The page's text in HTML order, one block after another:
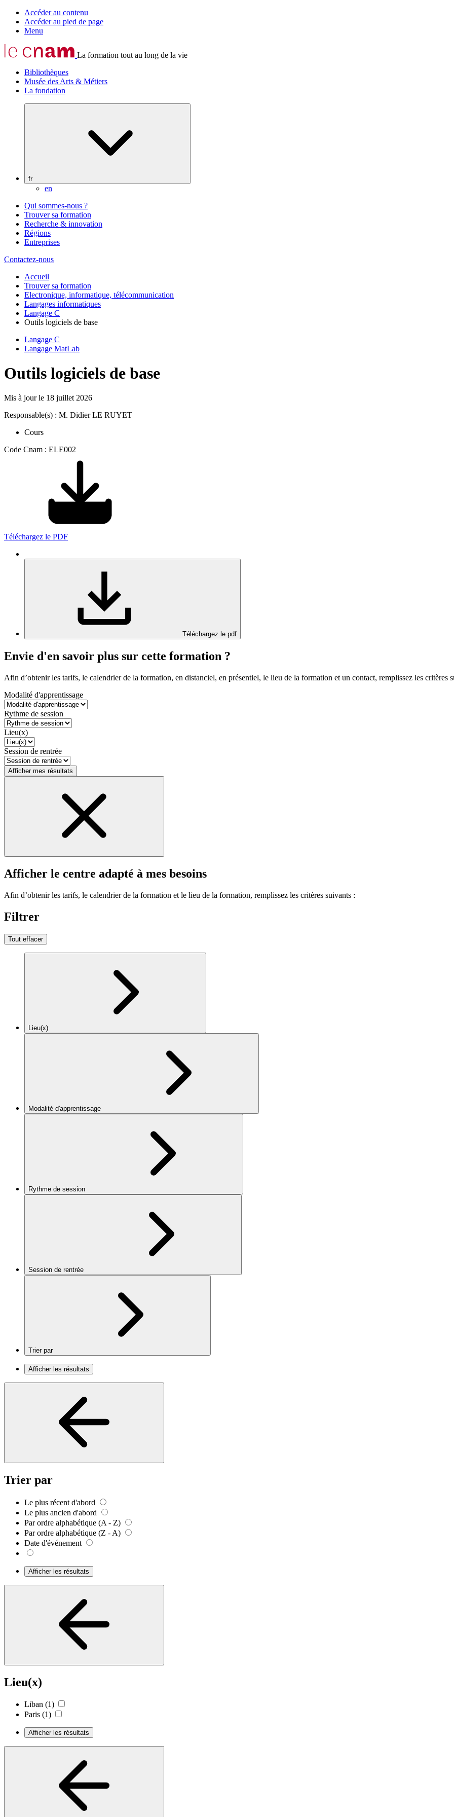
Accéder au contenu
Accéder au pied de page
Menu
La formation tout au long de la vie
Bibliothèques
Musée des Arts & Métiers
La fondation
fr
en
Qui sommes-nous ?
Trouver sa formation
Recherche & innovation
Régions
Entreprises
Contactez-nous
Accueil
Trouver sa formation
Electronique, informatique, télécommunication
Langages informatiques
Langage C
Outils logiciels de base
Langage C
Langage MatLab
Outils logiciels de base
Mis à jour le 18 juillet 2026
Responsable(s) : M. Didier LE RUYET
Cours
Code Cnam : ELE002
Téléchargez le PDF
Téléchargez le pdf
Envie d'en savoir plus sur cette formation ?
Afin d’obtenir les tarifs, le calendrier de la formation, en distanciel, en présentiel, le lieu de la formation et un contact, remplissez les critères
Modalité d'apprentissage
Rythme de session
Lieu(x)
Session de rentrée
Afficher mes résultats
Afficher le centre adapté à mes besoins
Afin d’obtenir les tarifs, le calendrier de la formation et le lieu de la formation, remplissez les critères suivants :
Filtrer
Tout effacer
Lieu(x)
Modalité d'apprentissage
Rythme de session
Session de rentrée
Trier par
Afficher les résultats
Trier par
Le plus récent d'abord
Le plus ancien d'abord
Par ordre alphabétique (A - Z)
Par ordre alphabétique (Z - A)
Date d'événement
Afficher les résultats
Lieu(x)
Liban (1)
Paris (1)
Afficher les résultats